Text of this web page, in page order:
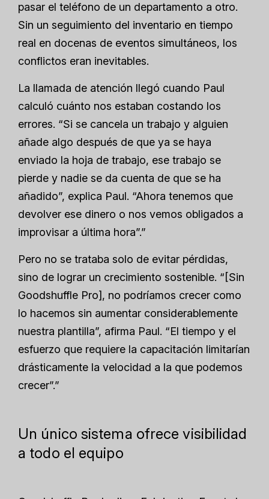
pasar el teléfono de un departamento a otro.
Sin un seguimiento del inventario en tiempo
real en docenas de eventos simultáneos, los
conflictos eran inevitables.
La llamada de atención llegó cuando Paul
calculó cuánto nos estaban costando los
errores. “Si se cancela un trabajo y alguien
añade algo después de que ya se haya
enviado la hoja de trabajo, ese trabajo se
pierde y nadie se da cuenta de que se ha
añadido”, explica Paul. “Ahora tenemos que
devolver ese dinero o nos vemos obligados a
improvisar a última hora”.”
Pero no se trataba solo de evitar pérdidas,
sino de lograr un crecimiento sostenible. “[Sin
Goodshuffle Pro], no podríamos crecer como
lo hacemos sin aumentar considerablemente
nuestra plantilla”, afirma Paul. “El tiempo y el
esfuerzo que requiere la capacitación limitarían
drásticamente la velocidad a la que podemos
crecer”.”
Un único sistema ofrece visibilidad
a todo el equipo